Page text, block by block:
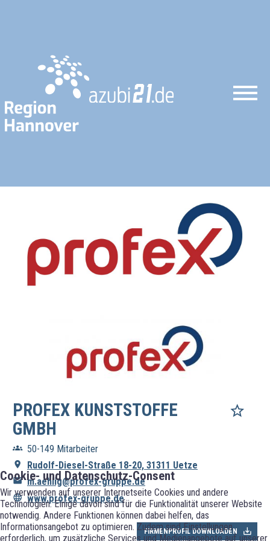
Cookie- und Datenschutz-Consent
Wir verwenden auf unserer Internetseite Cookies und andere
Technologien. Einige davon sind für die Funktionalität unserer Website
notwendig. Andere Funktionen können dabei helfen, das
Informationsangebot zu optimieren. Zudem sind Einstellungen
erforderlich, um zusätzliche Services und Medienangebote auf unserer
PROFEX KUNSTSTOFFE
GMBH
50-149 Mitarbeiter
Rudolf-Diesel-Straße 18-20, 31311 Uetze
m.aehlig@profex-gruppe.de
www.profex-gruppe.de
FIRMENPROFIL DOWNLOADEN